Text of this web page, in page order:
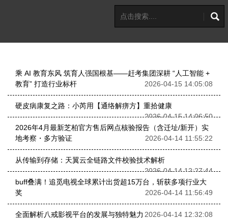
乘 AI 教育东风 筑育人强国根基——赶考集团深耕 “人工智能 +
教育” 打造行业标杆
2026-04-15 14:05:08
硬皮病康复之路：小芮用【通络解痹方】重拾健康
2026-04-15 14:06:50
2026年4月最新芝柏官方售后网点核验报告（含迁址/新开）实
地考察・多方验证
2026-04-14 11:55:22
从传输到存储：天翼云全链路文件校验技术解析
2026-04-14 12:27:44
buff叠满！追觅电视全球累计出货超15万台，斩获多项行业大
奖
2026-04-14 11:56:49
全面解析八戒影视平台的发展与独特魅力 2026-04-14 12:32:08